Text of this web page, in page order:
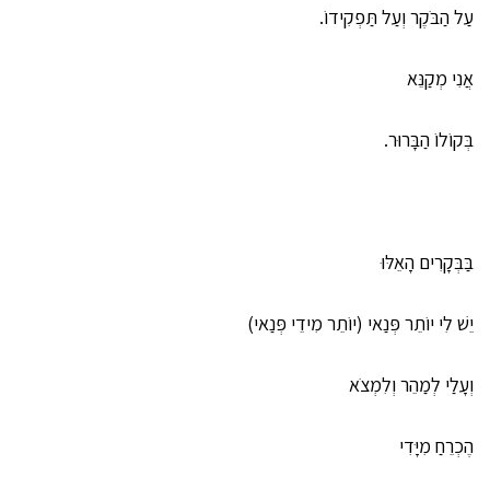
עַל הַבֹּקֶר וְעַל תַּפְקִידוֹ.
אֲנִי מְקַנֵּא
בְּקוֹלוֹ הַבָּרוּר.
בַּבְּקָרִים הָאֵלּוּ
יֵשׁ לִי יוֹתֵר פְּנַאי (יוֹתֵר מִידֵי פְּנַאי)
וְעָלַי לְמַהֵר וְלִמְצֹא
הֶכְרֵחַ מִיָּדִי